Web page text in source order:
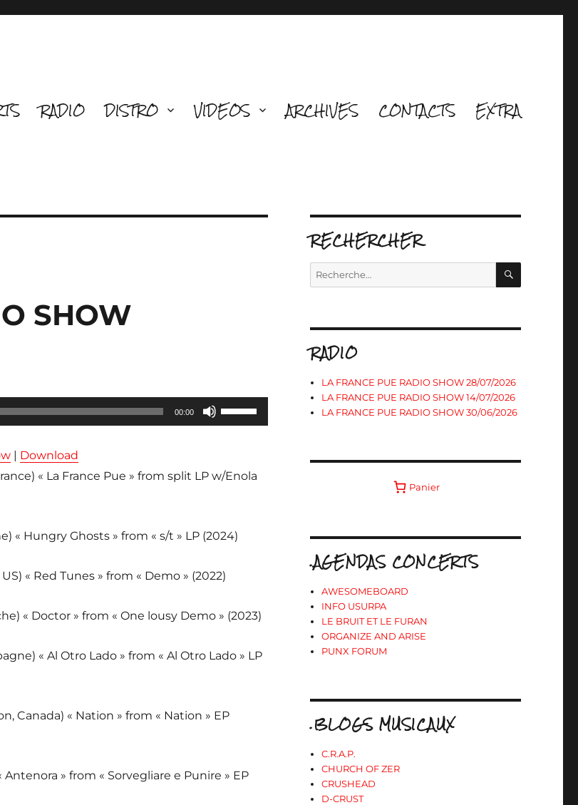
RADIO DISTRO VIDEOS ARCHIVES CONTACTS EXTRA
SHOW
00:00
Utilisez
les
diminuer
volume.
| Download
« La France Pue » from split LP w/Enola
« Hungry Ghosts » from « s/t » LP (2024)
« Red Tunes » from « Demo » (2022)
« Doctor » from « One lousy Demo » (2023)
« Al Otro Lado » from « Al Otro Lado » LP
Canada) « Nation » from « Nation » EP
Antenora » from « Sorvegliare e Punire » EP
RECHERCHER
Recherche
RADIO
LA FRANCE PUE RADIO SHOW 28/07/2026
LA FRANCE PUE RADIO SHOW 14/07/2026
LA FRANCE PUE RADIO SHOW 30/06/2026
Panier
.AGENDAS CONCERTS
AWESOMEBOARD
INFO USURPA
LE BRUIT ET LE FURAN
ORGANIZE AND ARISE
PUNX FORUM
.BLOGS MUSICAUX
C.R.A.P.
CHURCH OF ZER
CRUSHEAD
D-CRUST